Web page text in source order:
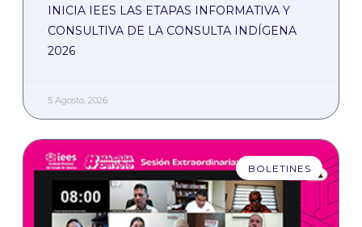
INICIA IEES LAS ETAPAS INFORMATIVA Y
CONSULTIVA DE LA CONSULTA INDÍGENA
2026
5 Agosto, 2026
BOLETINES